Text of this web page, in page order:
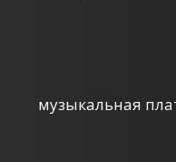
музыкальная